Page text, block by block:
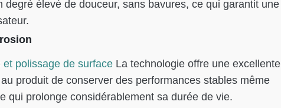
élevé de douceur, sans bavures, ce qui garantit une
polissage de surface La technologie offre une excellente
produit de conserver des performances stables même
qui prolonge considérablement sa durée de vie.